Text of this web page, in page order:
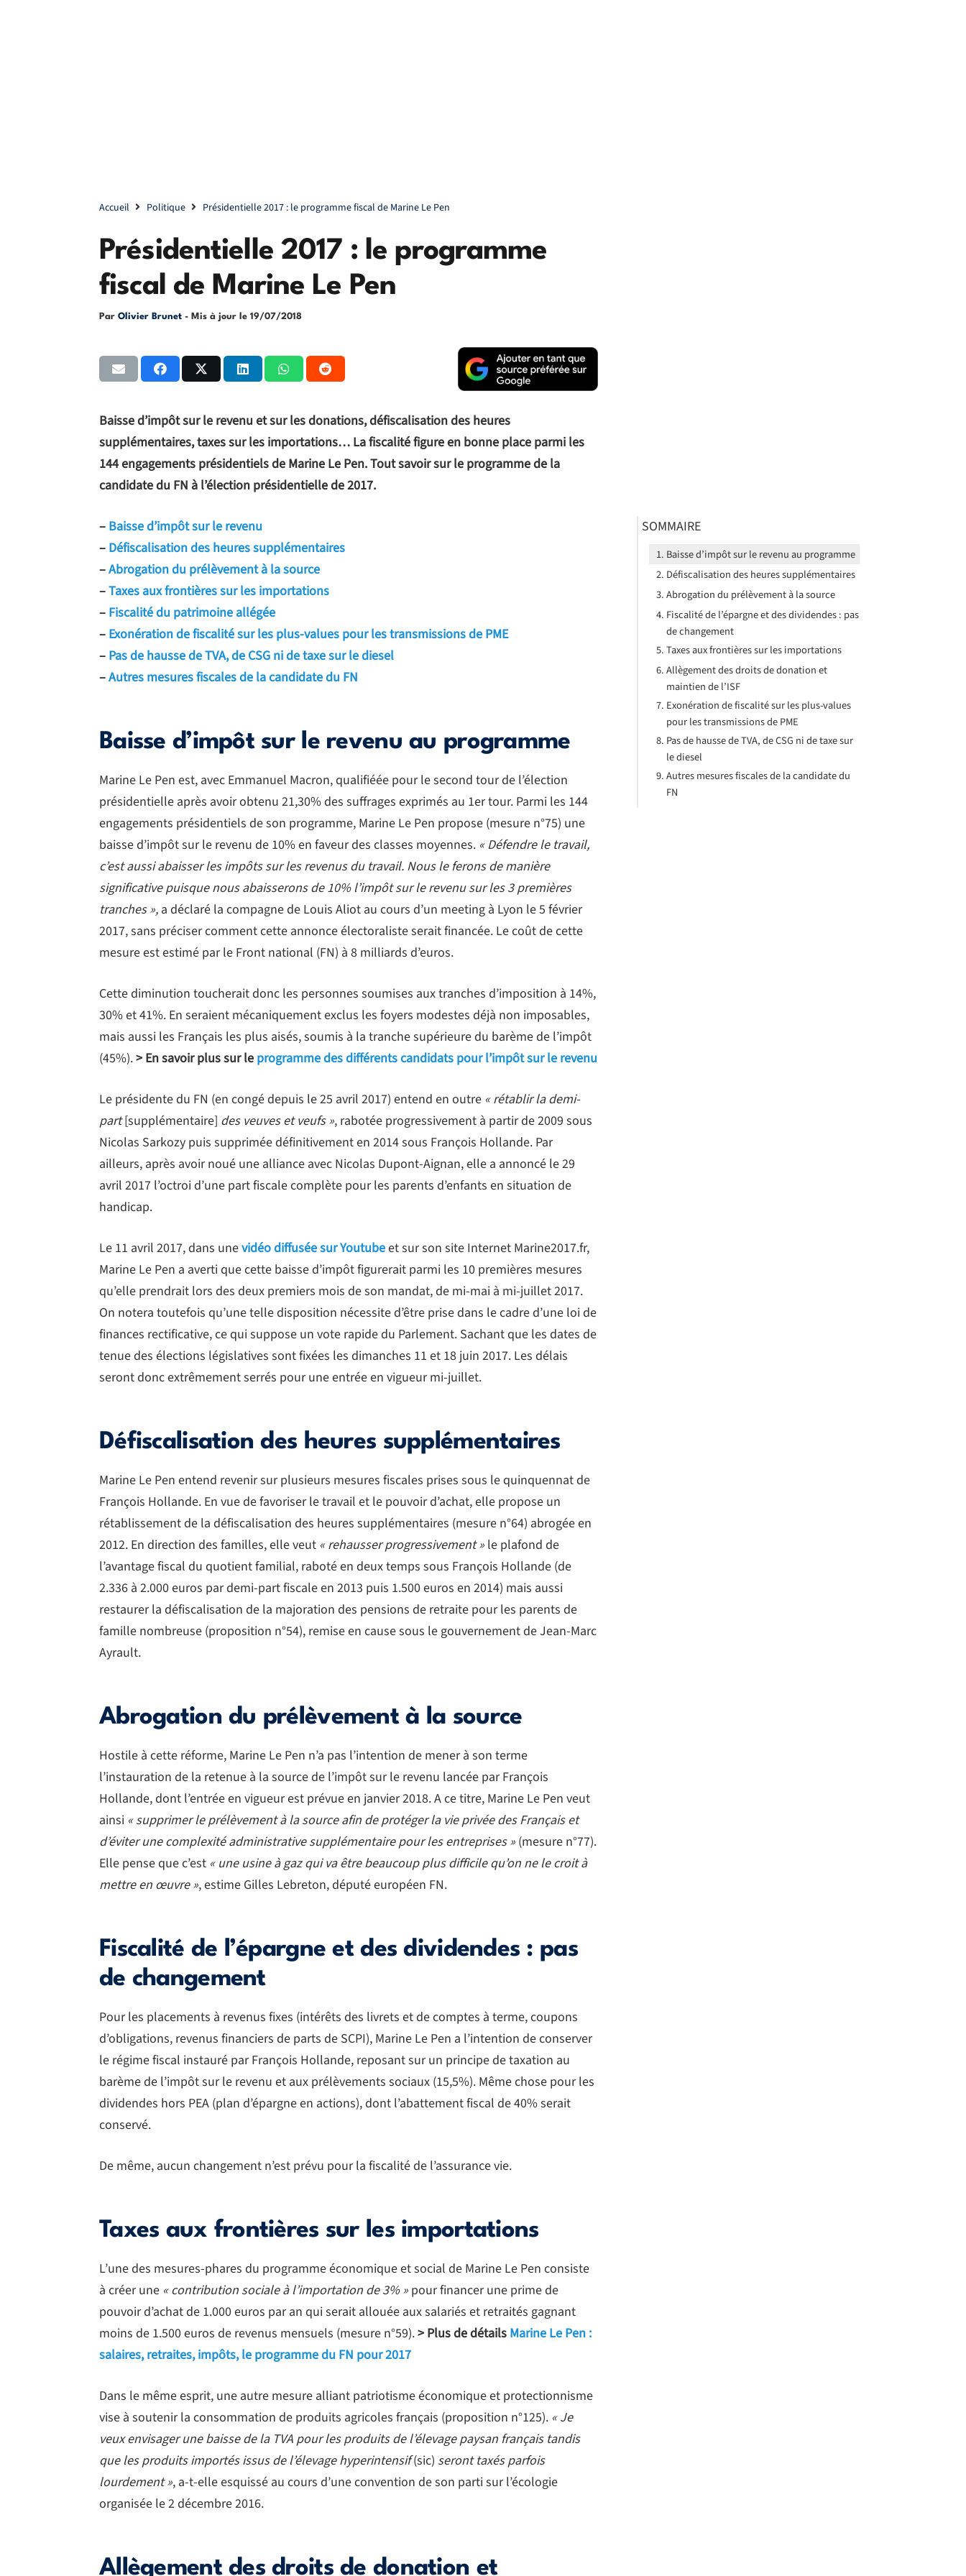
Accueil Politique Présidentielle 2017 : le programme fiscal de Marine Le Pen
Présidentielle 2017 : le programme
fiscal de Marine Le Pen
Par Olivier Brunet - Mis à jour le 19/07/2018
Baisse d’impôt sur le revenu et sur les donations, défiscalisation des heures
supplémentaires, taxes sur les importations… La fiscalité figure en bonne place parmi les
144 engagements présidentiels de Marine Le Pen. Tout savoir sur le programme de la
candidate du FN à l’élection présidentielle de 2017.
– Baisse d’impôt sur le revenu
– Défiscalisation des heures supplémentaires
–Abrogation du prélèvement à la source
–Taxes aux frontières sur les importations
– Fiscalité du patrimoine allégée
– Exonération de fiscalité sur les plus-values pour les transmissions de PME
– Pas de hausse de TVA, de CSG ni de taxe sur le diesel
–Autres mesures fiscales de la candidate du FN
Baisse d’impôt sur le revenu au programme
Marine Le Pen est, avec Emmanuel Macron, qualifiéée pour le second tour de l’élection
présidentielle après avoir obtenu 21,30% des suffrages exprimés au 1er tour. Parmi les 144
engagements présidentiels de son programme, Marine Le Pen propose (mesure n°75) une
baisse d’impôt sur le revenu de 10% en faveur des classes moyennes. « Défendre le travail,
c’est aussi abaisser les impôts sur les revenus du travail. Nous le ferons de manière
significative puisque nous abaisserons de 10% l’impôt sur le revenu sur les 3 premières
tranches », a déclaré la compagne de Louis Aliot au cours d’un meeting à Lyon le 5 février
2017, sans préciser comment cette annonce électoraliste serait financée. Le coût de cette
mesure est estimé par le Front national (FN) à 8 milliards d’euros.
Cette diminution toucherait donc les personnes soumises aux tranches d’imposition à 14%,
30% et 41%. En seraient mécaniquement exclus les foyers modestes déjà non imposables,
mais aussi les Français les plus aisés, soumis à la tranche supérieure du barème de l’impôt
(45%).> En savoir plus sur le programme des différents candidats pour l’impôt sur le revenu
Le présidente du FN (en congé depuis le 25 avril 2017) entend en outre « rétablir la demi-
part[supplémentaire] des veuves et veufs », rabotée progressivement à partir de 2009 sous
Nicolas Sarkozy puis supprimée définitivement en 2014 sous François Hollande. Par
ailleurs, après avoir noué une alliance avec Nicolas Dupont-Aignan, elle a annoncé le 29
avril 2017 l’octroi d’une part fiscale complète pour les parents d’enfants en situation de
handicap.
Le 11 avril 2017, dans unevidéo diffusée sur Youtubeet sur son site Internet Marine2017.fr,
Marine Le Pen a averti que cette baisse d’impôt figurerait parmi les 10 premières mesures
qu’elle prendrait lors des deux premiers mois de son mandat, de mi-mai à mi-juillet 2017.
On notera toutefois qu’une telle disposition nécessite d’être prise dans le cadre d’une loi de
finances rectificative, ce qui suppose un vote rapide du Parlement. Sachant que les dates de
tenue des élections législatives sont fixées les dimanches 11 et 18 juin 2017. Les délais
seront donc extrêmement serrés pour une entrée en vigueur mi-juillet.
Défiscalisation des heures supplémentaires
Marine Le Pen entend revenir sur plusieurs mesures fiscales prises sous le quinquennat de
François Hollande. En vue de favoriser le travail et le pouvoir d’achat, elle propose un
rétablissement de la défiscalisation des heures supplémentaires (mesure n°64) abrogée en
2012. En direction des familles, elle veut « rehausser progressivement » le plafond de
l’avantage fiscal du quotient familial, raboté en deux temps sous François Hollande (de
2.336 à 2.000 euros par demi-part fiscale en 2013 puis 1.500 euros en 2014) mais aussi
restaurer la défiscalisation de la majoration des pensions de retraite pour les parents de
famille nombreuse (proposition n°54), remise en cause sous le gouvernement de Jean-Marc
Ayrault.
Abrogation du prélèvement à la source
Hostile à cette réforme, Marine Le Pen n’a pas l’intention de mener à son terme
l’instauration de la retenue à la source de l’impôt sur le revenu lancée par François
Hollande, dont l’entrée en vigueur est prévue en janvier 2018. A ce titre, Marine Le Pen veut
ainsi « supprimer le prélèvement à la source afin de protéger la vie privée des Français et
d’éviter une complexité administrative supplémentaire pour les entreprises » (mesure n°77).
Elle pense que c’est « une usine à gaz qui va être beaucoup plus difficile qu’on ne le croit à
mettre en œuvre », estime Gilles Lebreton, député européen FN.
Fiscalité de l’épargne et des dividendes : pas
de changement
Pour les placements à revenus fixes (intérêts des livrets et de comptes à terme, coupons
d’obligations, revenus financiers de parts de SCPI), Marine Le Pen a l’intention de conserver
le régime fiscal instauré par François Hollande, reposant sur un principe de taxation au
barème de l’impôt sur le revenu et aux prélèvements sociaux (15,5%). Même chose pour les
dividendes hors PEA (plan d’épargne en actions), dont l’abattement fiscal de 40% serait
conservé.
De même, aucun changement n’est prévu pour la fiscalité de l’assurance vie.
Taxes aux frontières sur les importations
L’une des mesures-phares du programme économique et social de Marine Le Pen consiste
à créer une « contribution sociale à l’importation de 3% » pour financer une prime de
pouvoir d’achat de 1.000 euros par an qui serait allouée aux salariés et retraités gagnant
moins de 1.500 euros de revenus mensuels (mesure n°59).> Plus de détails Marine Le Pen :
salaires, retraites, impôts, le programme du FN pour 2017
Dans le même esprit, une autre mesure alliant patriotisme économique et protectionnisme
vise à soutenir la consommation de produits agricoles français (proposition n°125). « Je
veux envisager une baisse de la TVA pour les produits de l’élevage paysan français tandis
que les produits importés issus de l’élevage hyperintensif(sic) seront taxés parfois
lourdement », a-t-elle esquissé au cours d’une convention de son parti sur l’écologie
organisée le 2 décembre 2016.
Allègement des droits de donation et
SOMMAIRE
Baisse d’impôt sur le revenu au programme
Défiscalisation des heures supplémentaires
Abrogation du prélèvement à la source
Fiscalité de l’épargne et des dividendes : pas
de changement
Taxes aux frontières sur les importations
Allègement des droits de donation et
maintien de l’ISF
Exonération de fiscalité sur les plus-values
pour les transmissions de PME
Pas de hausse de TVA, de CSG ni de taxe sur
le diesel
Autres mesures fiscales de la candidate du
FN